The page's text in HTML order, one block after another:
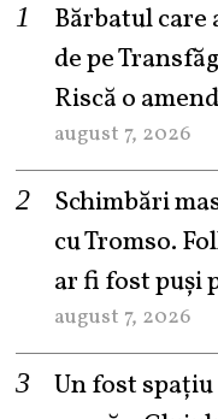
Bărbatul care
de pe
Riscă o
august 7, 2026
Schimbări
cu Tromso.
ar fi fost puși
august 7, 2026
Un fost